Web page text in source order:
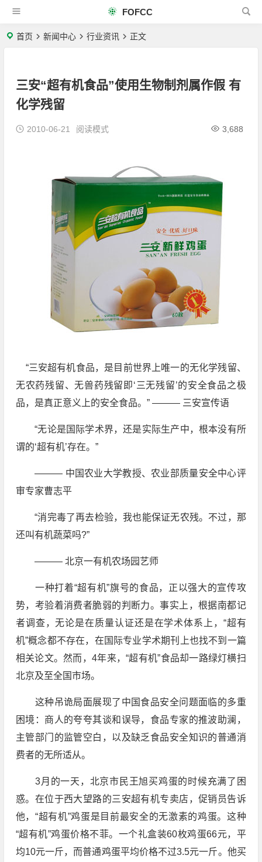
FOFCC
首页 新闻中心 行业资讯 正文
三安“超有机食品”使用生物制剂属作假 有
化学残留
2010-06-21 3,688
阅读模式
“三安超有机食品，是目前世界上唯一的无化学残留、
无农药残留、无兽药残留即‘三无残留’的安全食品之极
品，是真正意义上的安全食品。” ——— 三安宣传语
“无论是国际学术界，还是实际生产中，根本没有所
谓的‘超有机’存在。”
——— 中国农业大学教授、农业部质量安全中心评
审专家曹志平
“消完毒了再去检验，我也能保证无农残。不过，那
还叫有机蔬菜吗?”
——— 北京一有机农场园艺师
一种打着“超有机”旗号的食品，正以强大的宣传攻
势，考验着消费者脆弱的判断力。事实上，根据南都记
者调查，无论是在质量认证还是在学术体系上，“超有
机”概念都不存在，在国际专业学术期刊上也找不到一篇
相关论文。然而，4年来，“超有机”食品却一路绿灯横扫
北京及至全国市场。
这种吊诡局面展现了中国食品安全问题面临的多重
困境：商人的夸夸其谈和误导，食品专家的推波助澜，
主管部门的监管空白，以及缺乏食品安全知识的普通消
费者的无所适从。
3月的一天，北京市民王旭买鸡蛋的时候充满了困
惑。在位于西大望路的三安超有机专卖店，促销员告诉
他，“超有机”鸡蛋是目前最安全的无激素的鸡蛋。这种
“超有机”鸡蛋价格不菲。一个礼盒装60枚鸡蛋66元，平
均10元一斤，而普通鸡蛋平均价格不过3.5元一斤。他买